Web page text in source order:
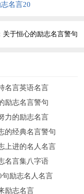
。
。
。
!
名言20
关于恒心的励志名言警句
名言英语名言
励志名言警句
力的励志名言
的经典名言警句
上进的名人名言
名言集八字语
句励志名人名言
励志名言